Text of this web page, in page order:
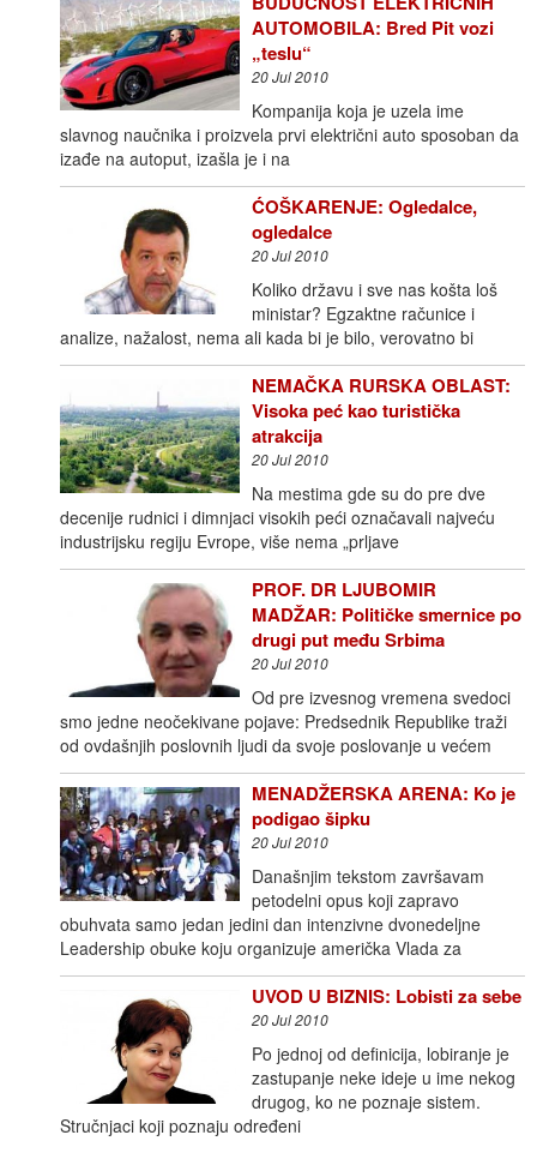
AUTOMOBILA: Bred Pit vozi
„teslu“
20 Jul 2010
Kompanija koja je uzela ime
slavnog naučnika i proizvela prvi električni auto sposoban da
izađe na autoput, izašla je i na
ĆOŠKARENJE: Ogledalce,
ogledalce
20 Jul 2010
Koliko državu i sve nas košta loš
ministar? Egzaktne računice i
analize, nažalost, nema ali kada bi je bilo, verovatno bi
NEMAČKA RURSKA OBLAST:
Visoka peć kao turistička
atrakcija
20 Jul 2010
Na mestima gde su do pre dve
decenije rudnici i dimnjaci visokih peći označavali najveću
industrijsku regiju Evrope, više nema „prljave
PROF. DR LJUBOMIR
MADŽAR: Političke smernice po
drugi put među Srbima
20 Jul 2010
Od pre izvesnog vremena svedoci
smo jedne neočekivane pojave: Predsednik Republike traži
od ovdašnjih poslovnih ljudi da svoje poslovanje u većem
MENADŽERSKA ARENA: Ko je
podigao šipku
20 Jul 2010
Današnjim tekstom završavam
petodelni opus koji zapravo
obuhvata samo jedan jedini dan intenzivne dvonedeljne
Leadership obuke koju organizuje američka Vlada za
UVOD U BIZNIS: Lobisti za sebe
20 Jul 2010
Po jednoj od definicija, lobiranje je
zastupanje neke ideje u ime nekog
drugog, ko ne poznaje sistem.
Stručnjaci koji poznaju određeni